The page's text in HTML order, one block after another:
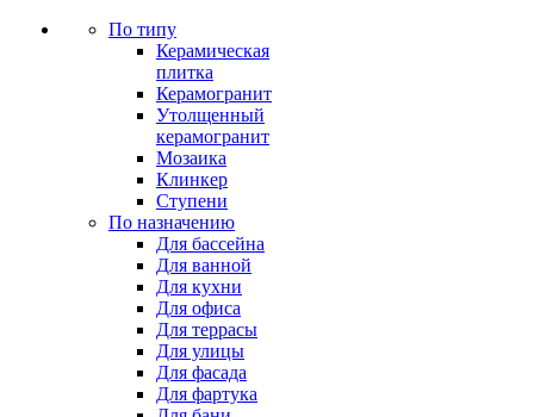
По типу
Керамическая
плитка
Керамогранит
Утолщенный
керамогранит
Мозаика
Клинкер
Ступени
По назначению
Для бассейна
Для ванной
Для кухни
Для офиса
Для террасы
Для улицы
Для фасада
Для фартука